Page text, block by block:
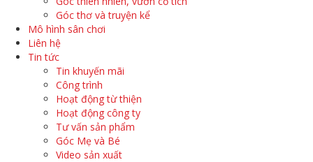
Góc thơ và truyện kể
Mô hình sân chơi
Liên hệ
Tin tức
Tin khuyến mãi
Công trình
Hoạt động từ thiện
Hoạt động công ty
Tư vấn sản phẩm
Góc Mẹ và Bé
Video sản xuất